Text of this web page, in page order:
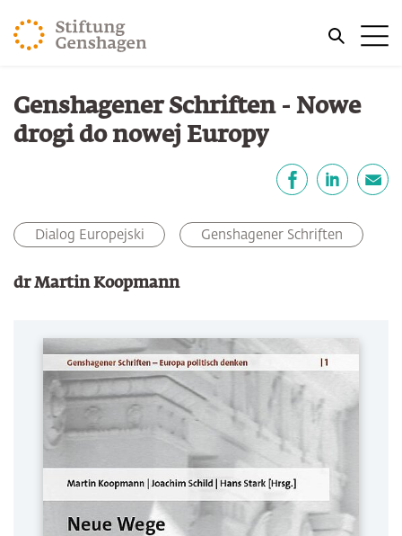
PRZJDŹ DO TREŚCI GŁÓWNEJ
PRZEJDŹ DO WYSZUKIWARKI
Jesteś tutaj
Strona główna Publikacje
Genshagener Schriften - Nowe
drogi do nowej Europy
Dialog Europejski Genshagener Schriften
dr Martin Koopmann